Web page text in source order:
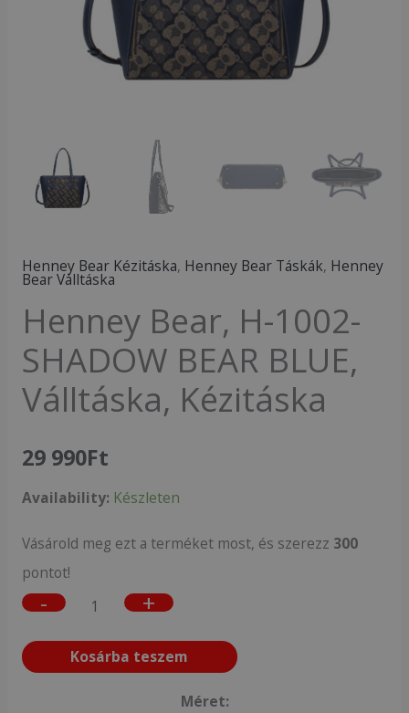
Henney Bear Kézitáska, Henney Bear Táskák, Henney
Bear Válltáska
Henney Bear, H-1002-
SHADOW BEAR BLUE,
Válltáska, Kézitáska
29 990Ft
Availability: Készleten
Vásárold meg ezt a terméket most, és szerezz 300
pontot!
-
mennyiség
+
Kosárba teszem
Méret: